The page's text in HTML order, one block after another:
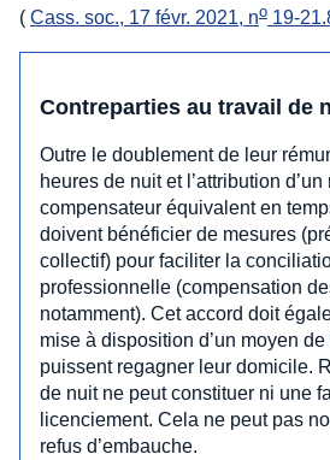
( Cass. soc., 17 févr. 2021, no 19-
Contreparties au travail de
Outre le doublement de leur
heures de nuit et l’attribution d’un
compensateur équivalent en
doivent bénéficier de mesures
collectif) pour faciliter la
professionnelle (compensation
notamment). Cet accord doit
mise à disposition d’un moyen
puissent regagner leur domicile.
de nuit ne peut constituer ni une
licenciement. Cela ne peut pas
refus d’embauche.